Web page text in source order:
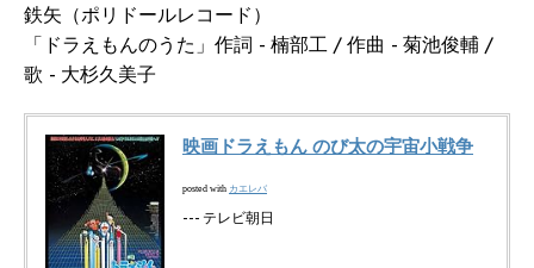
鉄矢（ポリドールレコード）
「ドラえもんのうた」作詞 - 楠部工 / 作曲 - 菊池俊輔 /
歌 - 大杉久美子
映画ドラえもん のび太の宇宙小戦争
posted with カエレバ
--- テレビ朝日